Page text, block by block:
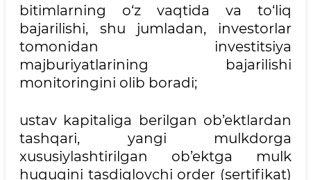
bitimlarning o‘z vaqtida va to‘liq
bajarilishi, shu jumladan, investorlar
tomonidan investitsiya
majburiyatlarining bajarilishi
monitoringini olib boradi;
ustav kapitaliga berilgan ob’ektlardan
tashqari, yangi mulkdorga
xususiylashtirilgan ob’ektga mulk
huquqini tasdiqlovchi order (sertifikat)